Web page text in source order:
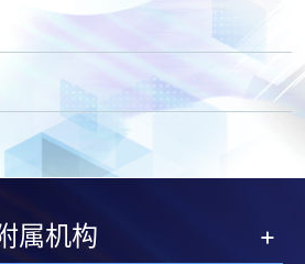
卡缴交之款项，退款将直接退还
的学费外，个别课程或有其他额
有关学科职员。
他人。一经取录，学员不得转读
特殊情况，可酌情处理。转读申
失的支票或本票、付款收据或个
属机构